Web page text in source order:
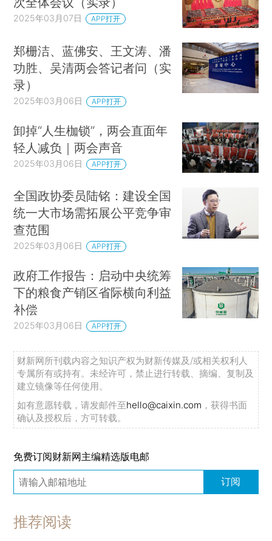
2025年03月07日 APP打开
郑栅洁、蓝佛安、王文涛、潘
功胜、吴清两会答记者问（实
录）
2025年03月06日 APP打开
卸掉“人生枷锁”，两会直面年
轻人减负｜两会声音
2025年03月06日 APP打开
全国政协委员陆铭：建设全国
统一大市场需拓展公平竞争审
查范围
2025年03月06日 APP打开
政府工作报告：启动中央统筹
下的粮食产销区省际横向利益
补偿
2025年03月06日 APP打开
财新网所刊载内容之知识产权为财新传媒及/或相关权利人
专属所有或持有。未经许可，禁止进行转载、摘编、复制及
建立镜像等任何使用。
如有意愿转载，请发邮件至hello@caixin.com ，获得书面
确认及授权后，方可转载。
免费订阅财新网主编精选版电邮
订阅
推荐阅读